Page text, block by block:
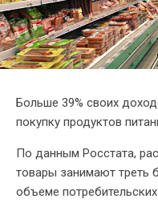
Больше 39% своих
покупку продуктов
По данным Росстата,
товары занимают
объеме